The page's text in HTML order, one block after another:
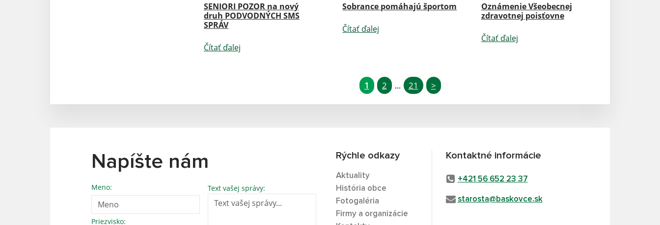
SENIORI POZOR na nový
druh PODVODNÝCH SMS
SPRÁV
Čítať ďalej
Sobrance pomáhajú športom
Čítať ďalej
Oznámenie Všeobecnej
zdravotnej poisťovne
Čítať ďalej
1 2 ... 21 >
Napíšte nám
Meno:
Priezvisko:
Text vašej správy:
Rýchle odkazy
Aktuality
História obce
Fotogaléria
Firmy a organizácie
Kontaktné informácie
+421 56 652 23 37
starosta@baskovce.sk